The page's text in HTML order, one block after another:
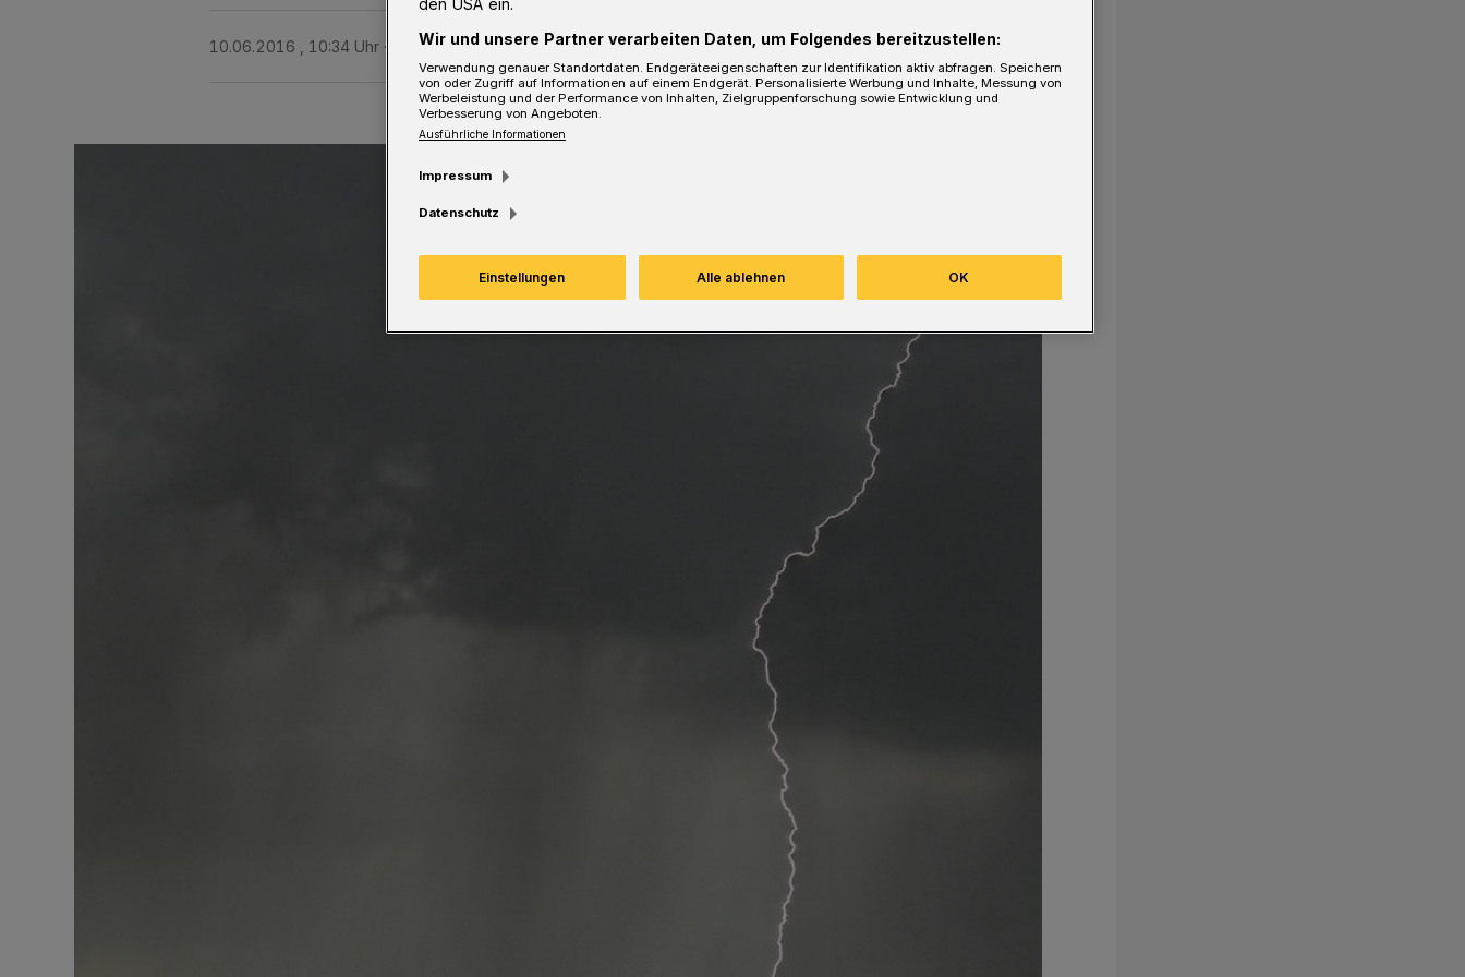
10.06.2016 , 10:34 Uhr 2 Minuten Lesezeit
den USA ein.
Wir und unsere Partner verarbeiten Daten, um Folgendes bereitzustellen:
Verwendung genauer Standortdaten. Endgeräteeigenschaften zur Identifikation aktiv abfragen. Speichern
von oder Zugriff auf Informationen auf einem Endgerät. Personalisierte Werbung und Inhalte, Messung von
Werbeleistung und der Performance von Inhalten, Zielgruppenforschung sowie Entwicklung und
Verbesserung von Angeboten.
Ausführliche Informationen
Impressum
Datenschutz
Einstellungen Alle ablehnen OK